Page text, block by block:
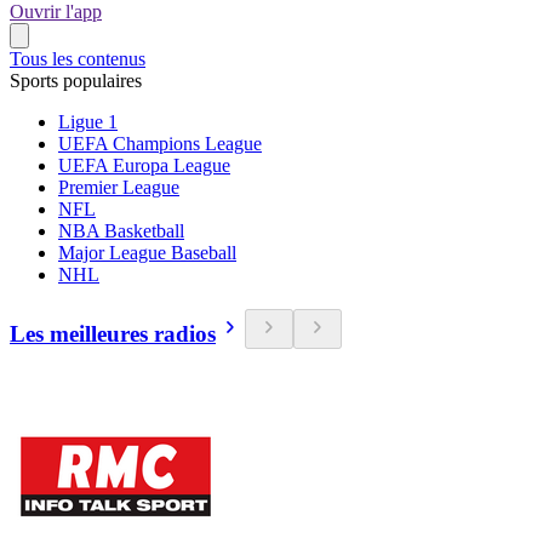
Ouvrir l'app
Tous les contenus
Sports populaires
Ligue 1
UEFA Champions League
UEFA Europa League
Premier League
NFL
NBA Basketball
Major League Baseball
NHL
Les meilleures radios